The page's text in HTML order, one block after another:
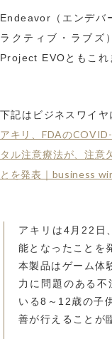
Endeavor（エンデ
ラクティブ・ラブズ
Project EVOともこれ
下記はビジネスワイヤ
アキリ、FDAの
タル注意療法が、注意
とを発表｜business
アキリは4月22日
能となったことを
本製品はゲーム体
力に問題のある
いる8～12歳の子
善が行えることが